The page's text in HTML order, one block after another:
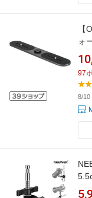
ォ
カ
97
8/10
シ